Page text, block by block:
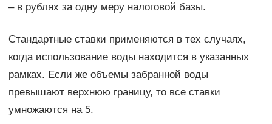
– в рублях за одну меру налоговой базы.
Стандартные ставки применяются в тех случаях,
когда использование воды находится в указанных
рамках. Если же объемы забранной воды
превышают верхнюю границу, то все ставки
умножаются на 5.